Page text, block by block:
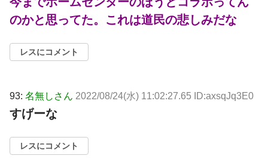
のかと思ってた。これは道民の悲しみだな
レスにコメント
93: 名無しさん 2022/08/24(水) 11:02:27.65 ID:axsqJq3E0
すげーな
レスにコメント